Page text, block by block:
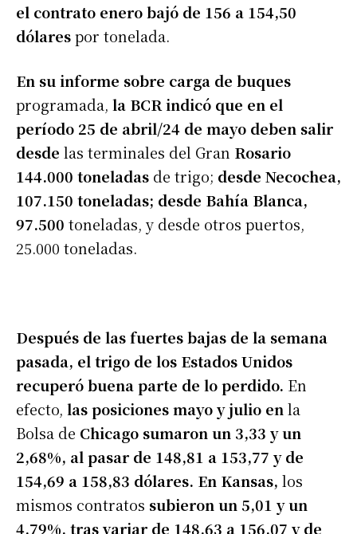
el contrato enero bajó de 156 a 154,50
dólarespor tonelada.
En su informe sobre carga de buques
programada, la BCR indicó que en el
período 25 de abril/24 de mayo deben salir
desde las terminales del Gran Rosario
144.000 toneladas de trigo; desde Necochea,
107.150 toneladas; desde Bahía Blanca,
97.500 toneladas, y desde otros puertos,
25.000 toneladas.
Después de las fuertes bajas de la semana
pasada, el trigo de los Estados Unidos
recuperó buena parte de lo perdido. En
efecto, las posiciones mayo y julio en la
Bolsa de Chicago sumaron un 3,33 y un
2,68%, al pasar de 148,81 a 153,77 y de
154,69 a 158,83 dólares. En Kansas, los
mismos contratos subieron un 5,01 y un
4,79%, tras variar de 148,63 a 156,07 y de